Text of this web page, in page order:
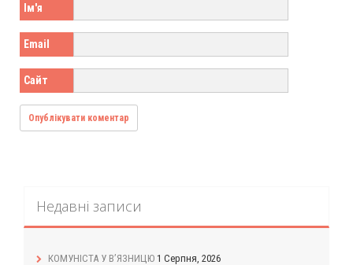
Ім'я
Email
Сайт
Недавні записи
КОМУНІСТА У В’ЯЗНИЦЮ 1 Серпня, 2026